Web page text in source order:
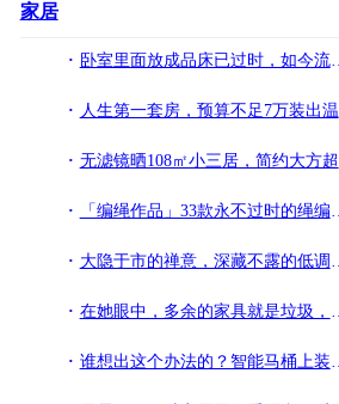
家居
卧室里面放成品床已过时，如今流行这样装，看完立马想回家换了
人生第一套房，预算不足7万装出温暖之家
无滤镜晒108㎡小三居，简约大方超温馨，这才是新家该有的样子
「编绳作品」33款永不过时的绳编抱枕，个个堪称经典
大隐于市的禅意，深藏不露的低调——现代简约别墅
在她眼中，多余的家具就是垃圾，扔了不要，40㎡看着冷冷清清的
谁想出这个办法的？智能马桶上装防水套，卫生间时刻保持干净清爽